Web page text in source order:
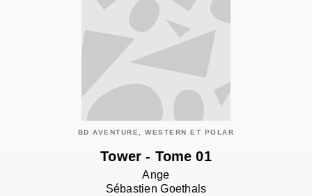
BD AVENTURE, WESTERN ET POLAR
Tower - Tome 01
Ange
Sébastien Goethals